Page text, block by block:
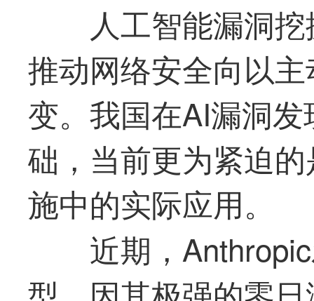
人工智能漏洞
推动网络安全向以
变。我国在AI漏洞
础，当前更为紧迫
施中的实际应用。
近期，